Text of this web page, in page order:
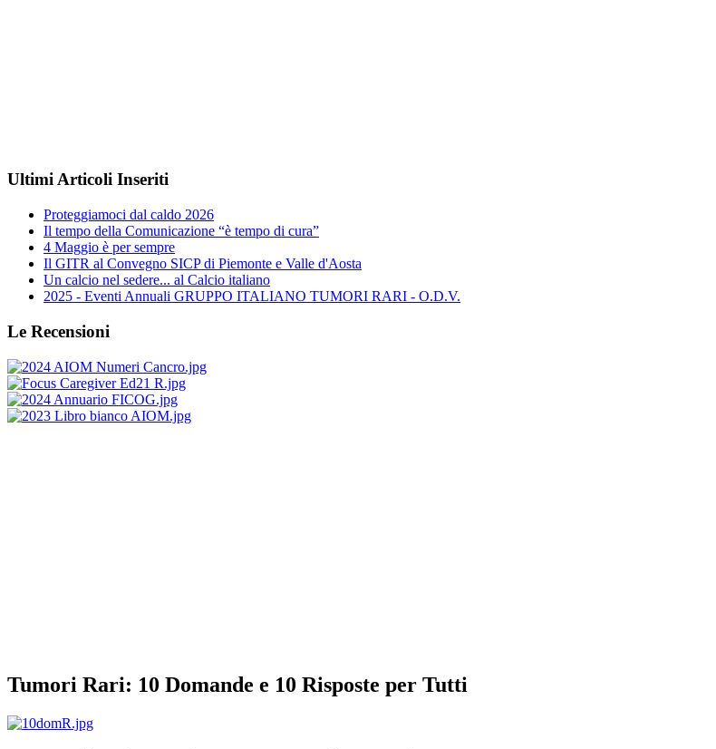
Ultimi Articoli Inseriti
Proteggiamoci dal caldo 2026
Il tempo della Comunicazione “è tempo di cura”
4 Maggio è per sempre
Il GITR al Convegno SICP di Piemonte e Valle d'Aosta
Un calcio nel sedere... al Calcio italiano
2025 - Eventi Annuali GRUPPO ITALIANO TUMORI RARI - O.D.V.
Le Recensioni
Tumori Rari: 10 Domande e 10 Risposte per Tutti